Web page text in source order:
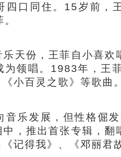
四口同住。15岁前，
份，王菲自小喜欢
为领唱。1983年，王
小百灵之歌》等歌曲。
乐发展，但性格倔发
，推出首张专辑，翻
记得我》、《邓丽君